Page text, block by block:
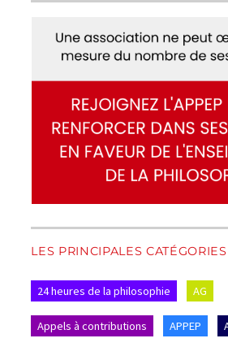
LES PRINCIPALES
24 heures de la philosophie AG
Appels à contributions APPEP